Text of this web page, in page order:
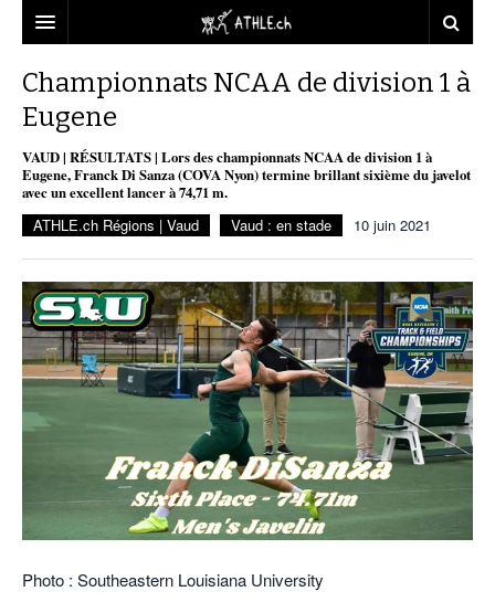
DOSSIERS
CHRONIQUES
TOUT
GALERIES
STATISTIQUES
STATISTIQUES
PARTENAIRES
PARTENAIRES
CLUBS PARTENAIRES
FÉDÉRATION
TOUS SUPPORTERS D’ATHLE.CH !
PUBLICITÉ
ATHLE.CH
CLUB D’ATHLÉTISME
TOUS SUPPORTERS D’ATHLE.CH !
CHARTE ÉDITORIALE
NOUS CONTACTER
POURQUOI ATHLE.CH ?
ATHLE.CH RÉGIONS
CNP LAUSANNE/AIGLE
ATHLE.CH RÉGIONS | GENÈVE
ATHLE.CH RÉGIONS | JURA
ATHLE.CH RÉGIONS | VAUD
ATHLE.CH VINTAGE
TIMELINE
BIOGRAPHIES
HIGHLIGHTS
Championnats NCAA de division 1 à
Eugene
VAUD | RÉSULTATS | Lors des championnats NCAA de division 1 à
Eugene, Franck Di Sanza (COVA Nyon) termine brillant sixième du javelot
avec un excellent lancer à 74,71 m.
ATHLE.ch Régions | Vaud Vaud : en stade 10 juin 2021
Photo : Southeastern Louisiana University